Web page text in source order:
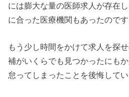
には膨大な量の医師求人が存在
に合った医療機関もあったのです
もう少し時間をかけて求人を探
補がいくらでも見つかったにも
怠ってしまったことを後悔してい